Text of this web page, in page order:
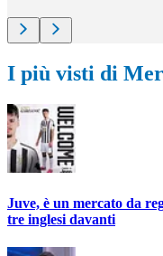
I più visti di
Juve, è un mercato da
tre inglesi davanti